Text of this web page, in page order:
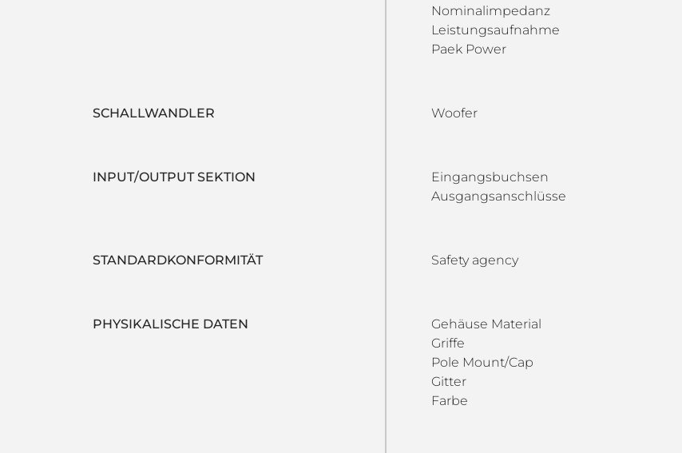
Nominalimpedanz
Leistungsaufnahme
Paek Power
SCHALLWANDLER Woofer
INPUT/OUTPUT SEKTION Eingangsbuchsen
Ausgangsanschlüsse
STANDARDKONFORMITÄT Safety agency
PHYSIKALISCHE DATEN Gehäuse Material
Griffe
Pole Mount/Cap
Gitter
Farbe